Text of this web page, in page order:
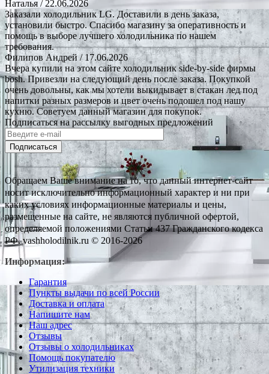
Наталья / 22.06.2026
Заказали холодильник LG. Доставили в день заказа,
установили быстро. Спасибо магазину за оперативность и
помощь в выборе лучшего холодильника по нашем
требования.
Филипов Андрей/ 17.06.2026
Вчера купили на этом сайте холодильник side-by-side фирмы
bosh. Привезли на следующий день после заказа. Покупкой
очень довольны, как мы хотели выкидывает в стакан лед под
напитки разных размеров и цвет очень подошел под нашу
кухню. Советуем данный магазин для покупок.
Подписаться на рассылку выгодных предложений
Подписаться
Обращаем Ваше внимание на то, что данный интернет-сайт
носит исключительно информационный характер и ни при
каких условиях информационные материалы и цены,
размещенные на сайте, не являются публичной офертой,
определяемой положениями Статьи 437 Гражданского кодекса
РФ. vashholodilnik.ru © 2016-2026
Информация:
Гарантия
Пункты выдачи по всей России
Доставка и оплата
Напишите нам
Наш адрес
Отзывы
Отзывы о холодильниках
Помощь покупателю
Утилизация техники